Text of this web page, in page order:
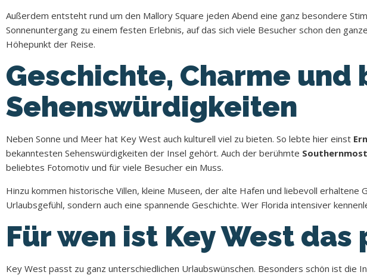
Außerdem entsteht rund um den Mallory Square jeden Abend eine ganz besondere
Sonnenuntergang zu einem festen Erlebnis, auf das sich viele Besucher schon den
Höhepunkt der Reise.
Geschichte, Charme und
Sehenswürdigkeiten
Neben Sonne und Meer hat Key West auch kulturell viel zu bieten. So lebte hier einst
bekanntesten Sehenswürdigkeiten der Insel gehört. Auch der berühmte
beliebtes Fotomotiv und für viele Besucher ein Muss.
Hinzu kommen historische Villen, kleine Museen, der alte Hafen und liebevoll
Urlaubsgefühl, sondern auch eine spannende Geschichte. Wer Florida intensiver
Für wen ist Key West
Key West passt zu ganz unterschiedlichen Urlaubswünschen. Besonders schön ist die